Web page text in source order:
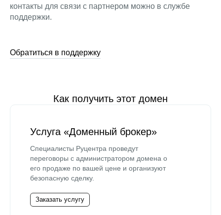
контакты для связи с партнером можно в службе
поддержки.
Обратиться в поддержку
Как получить этот домен
Услуга «Доменный брокер»
Специалисты Руцентра проведут
переговоры с администратором домена о
его продаже по вашей цене и организуют
безопасную сделку.
Заказать услугу